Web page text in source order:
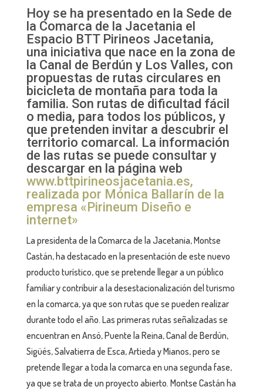
Hoy se ha presentado en la Sede de
la Comarca de la Jacetania el
Espacio BTT Pirineos Jacetania,
una iniciativa que nace en la zona de
la Canal de Berdún y Los Valles, con
propuestas de rutas circulares en
bicicleta de montaña para toda la
familia. Son rutas de dificultad fácil
o media, para todos los públicos, y
que pretenden invitar a descubrir el
territorio comarcal. La información
de las rutas se puede consultar y
descargar en la página web
www.bttpirineosjacetania.es,
realizada por Mónica Ballarín de la
empresa «Pirineum Diseño e
internet»
La presidenta de la Comarca de la Jacetania, Montse
Castán, ha destacado en la presentación de este nuevo
producto turístico, que se pretende llegar a un público
familiar y contribuir a la desestacionalización del turismo
en la comarca, ya que son rutas que se pueden realizar
durante todo el año. Las primeras rutas señalizadas se
encuentran en Ansó, Puente la Reina, Canal de Berdún,
Sigüés, Salvatierra de Esca, Artieda y Mianos, pero se
pretende llegar a toda la comarca en una segunda fase,
ya que se trata de un proyecto abierto. Montse Castán ha